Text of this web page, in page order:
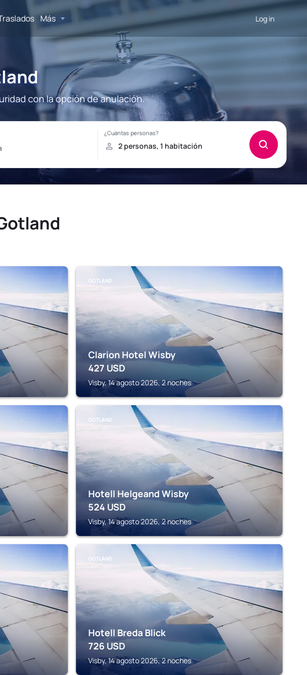
Más Log in
con la opción de anulación.
GOTLAND
Clarion Hotel Wisby
427 USD
Visby, 14 agosto 2026, 2 noches
GOTLAND
Hotell Helgeand Wisby
524 USD
Visby, 14 agosto 2026, 2 noches
GOTLAND
Hotell Breda Blick
726 USD
Visby, 14 agosto 2026, 2 noches